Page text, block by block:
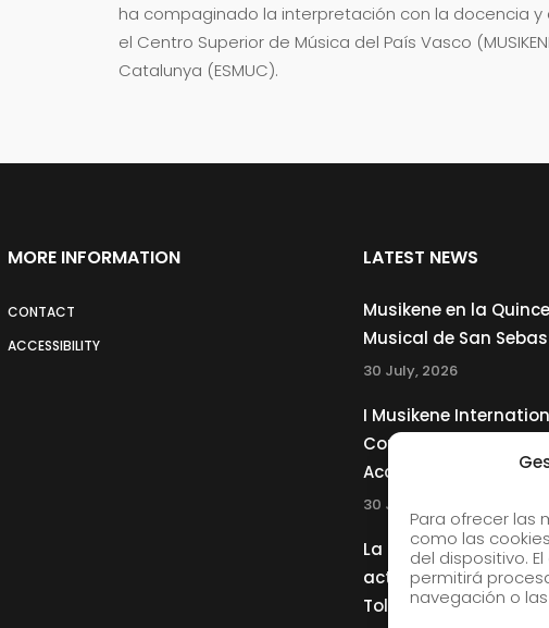
Para ofrecer las
como las
del dispositivo.
permitirá
navegación o
ha compaginado la interpretación con la docencia
el Centro Superior de Música del País Vasco
Catalunya (ESMUC).
MORE INFORMATION
CONTACT
ACCESSIBILITY
LATEST NEWS
Musikene en la
Musical de San
30 July, 2026
I Musikene
Competition for Young
Accordionists
30 July, 2026
La Musikene Big Band
actuará junto a
Tolliver en el 61